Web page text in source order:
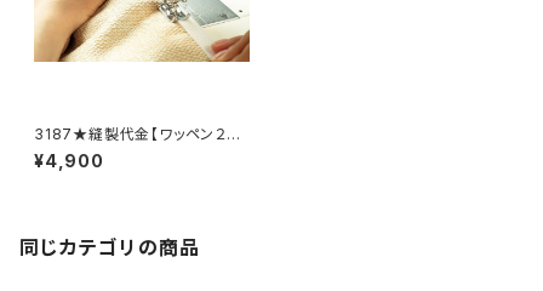
3187★縫製代金【ワッペン２
枚】
¥4,900
同じカテゴリの商品